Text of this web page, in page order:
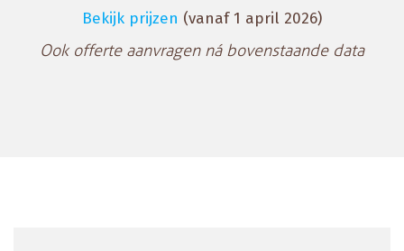
Bekijk prijzen (vanaf 1 april 2026)
Ook offerte aanvragen ná bovenstaande data